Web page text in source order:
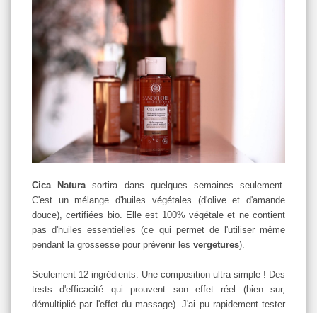
Cica Naturasortira dans quelques semaines seulement.
C'est un mélange d'huiles végétales (d'olive et d'amande
douce), certifiées bio. Elle est 100% végétale et ne contient
pas d'huiles essentielles (ce qui permet de l'utiliser même
pendant la grossesse pour prévenir les vergetures).
Seulement 12 ingrédients. Une composition ultra simple ! Des
tests d'efficacité qui prouvent son effet réel (bien sur,
démultiplié par l'effet du massage). J'ai pu rapidement tester